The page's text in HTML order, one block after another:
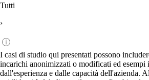
Tutti
›
I casi di studio qui presentati possono
incarichi anonimizzati o modificati ed esempi
dall'esperienza e dalle capacità dell'azienda.